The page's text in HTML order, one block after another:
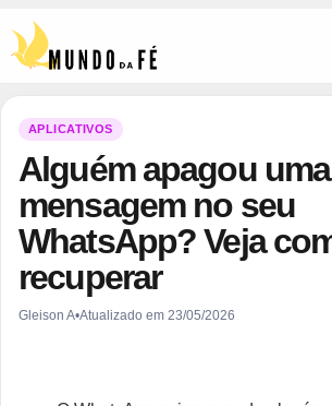
Pular para o conteúdo
APLICATIVOS
Alguém apagou uma
mensagem no seu
WhatsApp? Veja
recuperar
Gleison A•Atualizado em 23/05/2026